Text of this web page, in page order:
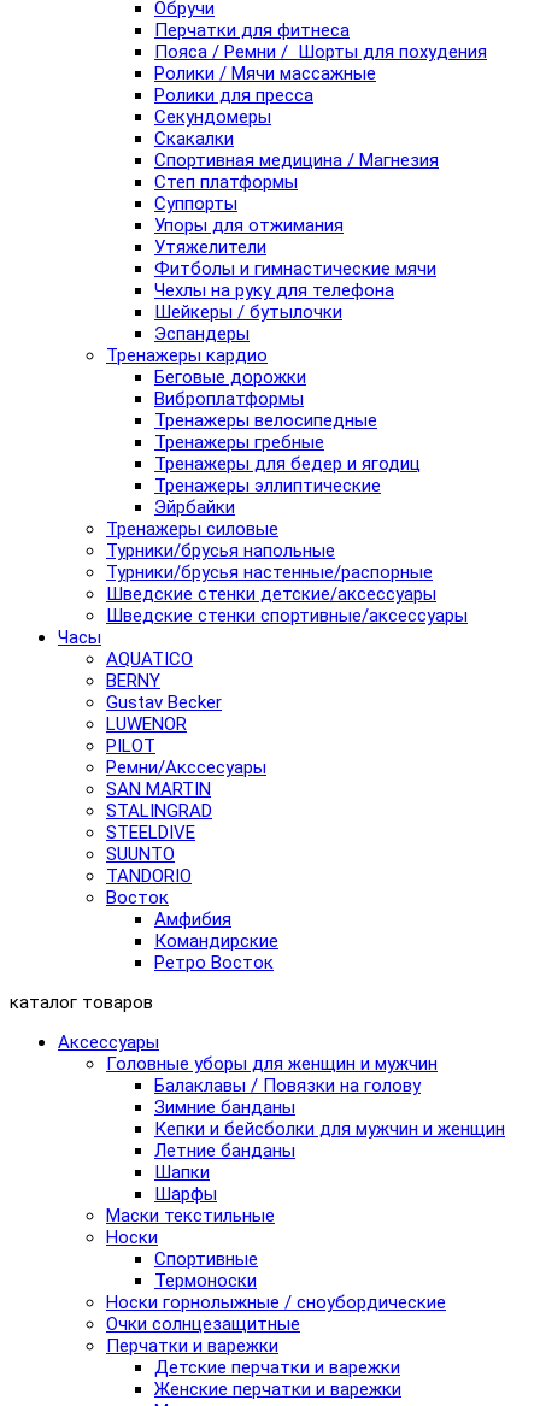
Обручи
Перчатки для фитнеса
Пояса / Ремни / Шорты для похудения
Ролики / Мячи массажные
Ролики для пресса
Секундомеры
Скакалки
Спортивная медицина / Магнезия
Степ платформы
Суппорты
Упоры для отжимания
Утяжелители
Фитболы и гимнастические мячи
Чехлы на руку для телефона
Шейкеры / бутылочки
Эспандеры
Тренажеры кардио
Беговые дорожки
Виброплатформы
Тренажеры велосипедные
Тренажеры гребные
Тренажеры для бедер и ягодиц
Тренажеры эллиптические
Эйрбайки
Тренажеры силовые
Турники/брусья напольные
Турники/брусья настенные/распорные
Шведские стенки детские/аксессуары
Шведские стенки спортивные/аксессуары
Часы
AQUATICO
BERNY
Gustav Becker
LUWENOR
PILOT
Pемни/Акссесуары
SAN MARTIN
STALINGRAD
STEELDIVE
SUUNTO
TANDORIO
Восток
Амфибия
Командирские
Ретро Восток
каталог товаров
Аксессуары
Головные уборы для женщин и мужчин
Балаклавы / Повязки на голову
Зимние банданы
Кепки и бейсболки для мужчин и женщин
Летние банданы
Шапки
Шарфы
Маски текстильные
Носки
Спортивные
Термоноски
Носки горнолыжные / сноубордические
Очки солнцезащитные
Перчатки и варежки
Детские перчатки и варежки
Женские перчатки и варежки